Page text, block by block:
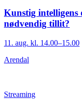
Kunstig intelligens
nødvendig tillit?
11. aug. kl. 14.00–15.00
Arendal
Streaming